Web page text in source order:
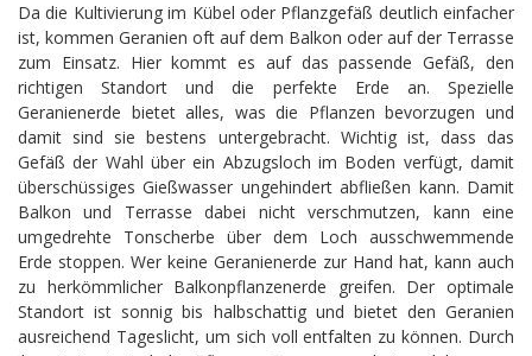
Da die Kultivierung im Kübel oder Pflanzgefäß deutlich einfacher
ist, kommen Geranien oft auf dem Balkon oder auf der Terrasse
zum Einsatz. Hier kommt es auf das passende Gefäß, den
richtigen Standort und die perfekte Erde an. Spezielle
Geranienerde bietet alles, was die Pflanzen bevorzugen und
damit sind sie bestens untergebracht. Wichtig ist, dass das
Gefäß der Wahl über ein Abzugsloch im Boden verfügt, damit
überschüssiges Gießwasser ungehindert abfließen kann. Damit
Balkon und Terrasse dabei nicht verschmutzen, kann eine
umgedrehte Tonscherbe über dem Loch ausschwemmende
Erde stoppen. Wer keine Geranienerde zur Hand hat, kann auch
zu herkömmlicher Balkonpflanzenerde greifen. Der optimale
Standort ist sonnig bis halbschattig und bietet den Geranien
ausreichend Tageslicht, um sich voll entfalten zu können. Durch